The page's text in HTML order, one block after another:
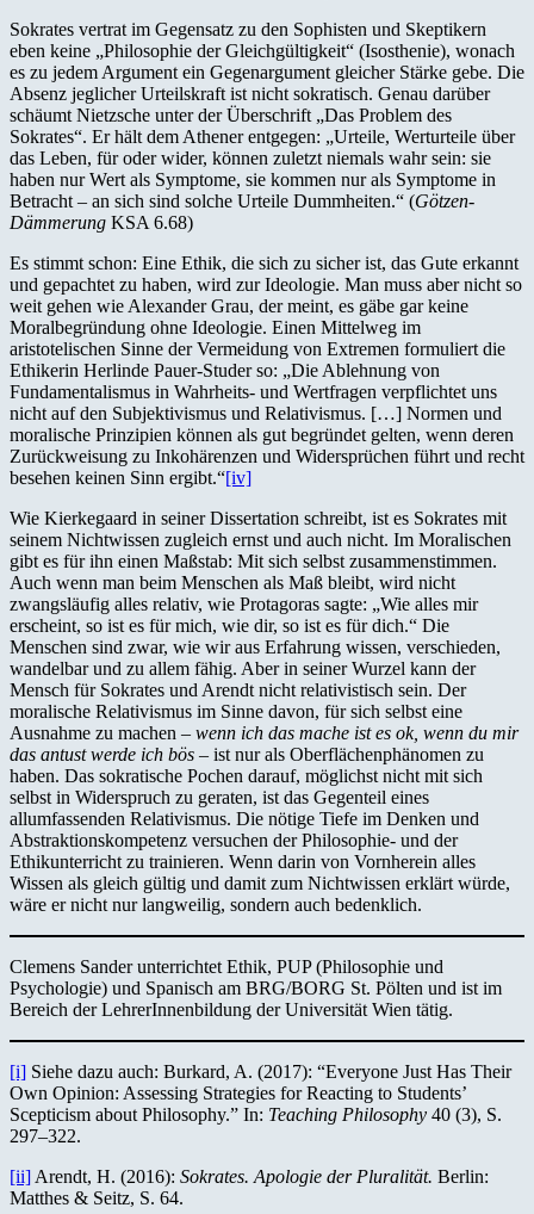
Sokrates vertrat im Gegensatz zu den Sophisten und Skeptikern
eben keine „Philosophie der Gleichgültigkeit“ (Isosthenie), wonach
es zu jedem Argument ein Gegenargument gleicher Stärke gebe. Die
Absenz jeglicher Urteilskraft ist nicht sokratisch. Genau darüber
schäumt Nietzsche unter der Überschrift „Das Problem des
Sokrates“. Er hält dem Athener entgegen: „Urteile, Werturteile über
das Leben, für oder wider, können zuletzt niemals wahr sein: sie
haben nur Wert als Symptome, sie kommen nur als Symptome in
Betracht – an sich sind solche Urteile Dummheiten.“ (Götzen-
Dämmerung KSA 6.68)
Es stimmt schon: Eine Ethik, die sich zu sicher ist, das Gute erkannt
und gepachtet zu haben, wird zur Ideologie. Man muss aber nicht so
weit gehen wie Alexander Grau, der meint, es gäbe gar keine
Moralbegründung ohne Ideologie. Einen Mittelweg im
aristotelischen Sinne der Vermeidung von Extremen formuliert die
Ethikerin Herlinde Pauer-Studer so: „Die Ablehnung von
Fundamentalismus in Wahrheits- und Wertfragen verpflichtet uns
nicht auf den Subjektivismus und Relativismus. […] Normen und
moralische Prinzipien können als gut begründet gelten, wenn deren
Zurückweisung zu Inkohärenzen und Widersprüchen führt und recht
besehen keinen Sinn ergibt.“[iv]
Wie Kierkegaard in seiner Dissertation schreibt, ist es Sokrates mit
seinem Nichtwissen zugleich ernst und auch nicht. Im Moralischen
gibt es für ihn einen Maßstab: Mit sich selbst zusammenstimmen.
Auch wenn man beim Menschen als Maß bleibt, wird nicht
zwangsläufig alles relativ, wie Protagoras sagte: „Wie alles mir
erscheint, so ist es für mich, wie dir, so ist es für dich.“ Die
Menschen sind zwar, wie wir aus Erfahrung wissen, verschieden,
wandelbar und zu allem fähig. Aber in seiner Wurzel kann der
Mensch für Sokrates und Arendt nicht relativistisch sein. Der
moralische Relativismus im Sinne davon, für sich selbst eine
Ausnahme zu machen – wenn ich das mache ist es ok, wenn du mir
das antust werde ich bös – ist nur als Oberflächenphänomen zu
haben. Das sokratische Pochen darauf, möglichst nicht mit sich
selbst in Widerspruch zu geraten, ist das Gegenteil eines
allumfassenden Relativismus. Die nötige Tiefe im Denken und
Abstraktionskompetenz versuchen der Philosophie- und der
Ethikunterricht zu trainieren. Wenn darin von Vornherein alles
Wissen als gleich gültig und damit zum Nichtwissen erklärt würde,
wäre er nicht nur langweilig, sondern auch bedenklich.
Clemens Sander unterrichtet Ethik, PUP (Philosophie und
Psychologie) und Spanisch am BRG/BORG St. Pölten und ist im
Bereich der LehrerInnenbildung der Universität Wien tätig.
[i] Siehe dazu auch: Burkard, A. (2017): “Everyone Just Has Their
Own Opinion: Assessing Strategies for Reacting to Students’
Scepticism about Philosophy.” In: Teaching Philosophy 40 (3), S.
297–322.
[ii] Arendt, H. (2016): Sokrates. Apologie der Pluralität. Berlin:
Matthes & Seitz, S. 64.